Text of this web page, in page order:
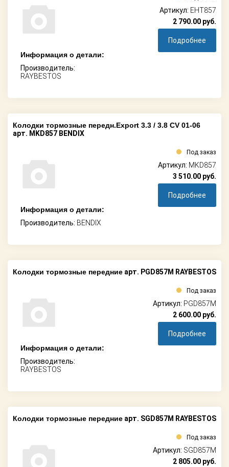
Информация о детали:
Производитель:
RAYBESTOS
Артикул: EHT857
2 790.00 руб.
Подробнее
Колодки тормозные передн.Export 3.3 / 3.8 CV 01-06
арт. MKD857 BENDIX
Информация о детали:
Производитель: BENDIX
Под заказ
Артикул: MKD857
3 510.00 руб.
Подробнее
Колодки тормозные передние арт. PGD857M RAYBESTOS
Информация о детали:
Производитель:
RAYBESTOS
Под заказ
Артикул: PGD857M
2 600.00 руб.
Подробнее
Колодки тормозные передние арт. SGD857M RAYBESTOS
Под заказ
Артикул: SGD857M
2 805.00 руб.